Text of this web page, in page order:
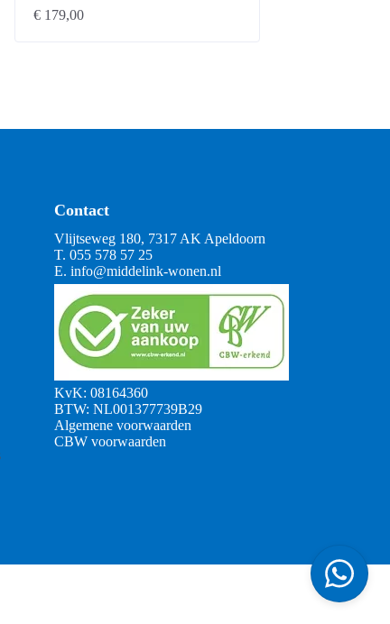
€ 179,00
Contact
Vlijtseweg 180, 7317 AK Apeldoorn
T. 055 578 57 25
E. info@middelink-wonen.nl
KvK: 08164360
BTW: NL001377739B29
Algemene voorwaarden
CBW voorwaarden